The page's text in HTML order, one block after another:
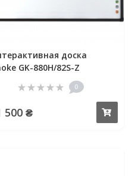
доска
GK-880H/82S-Z
0
500 ₴